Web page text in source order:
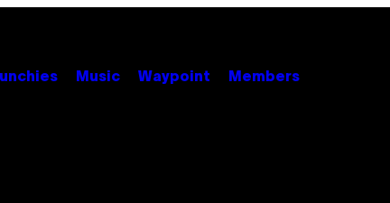
Music Waypoint Members